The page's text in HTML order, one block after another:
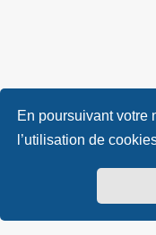
En poursuivant votre
l’utilisation de